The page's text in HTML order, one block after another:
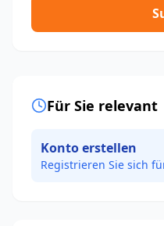
Für Sie relevant
Konto erstellen
Registrieren Sie sich